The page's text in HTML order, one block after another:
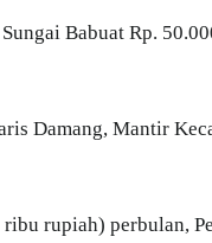
Babuat Rp.
Damang, Mantir
rupiah) perbulan,